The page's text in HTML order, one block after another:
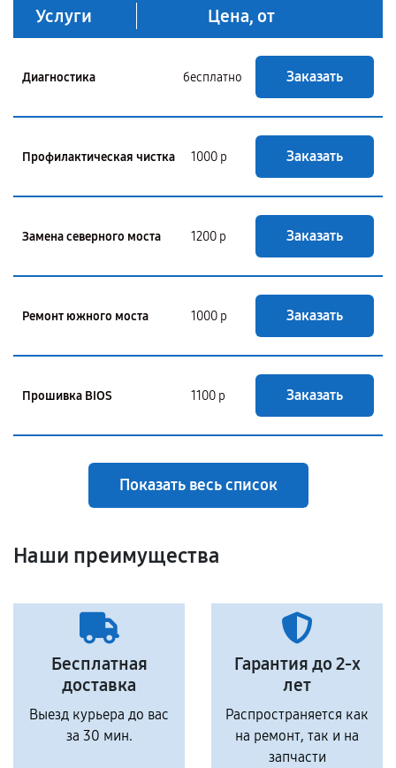
Услуги Цена, от
Диагностика бесплатно Заказать
Профилактическая чистка 1000 р Заказать
Замена северного моста 1200 р Заказать
Ремонт южного моста 1000 р Заказать
Прошивка BIOS 1100 р Заказать
Показать весь список
Наши преимущества
Бесплатная
доставка
Выезд курьера до вас
за 30 мин.
Гарантия до 2-х
лет
Распространяется как
на ремонт, так и на
запчасти